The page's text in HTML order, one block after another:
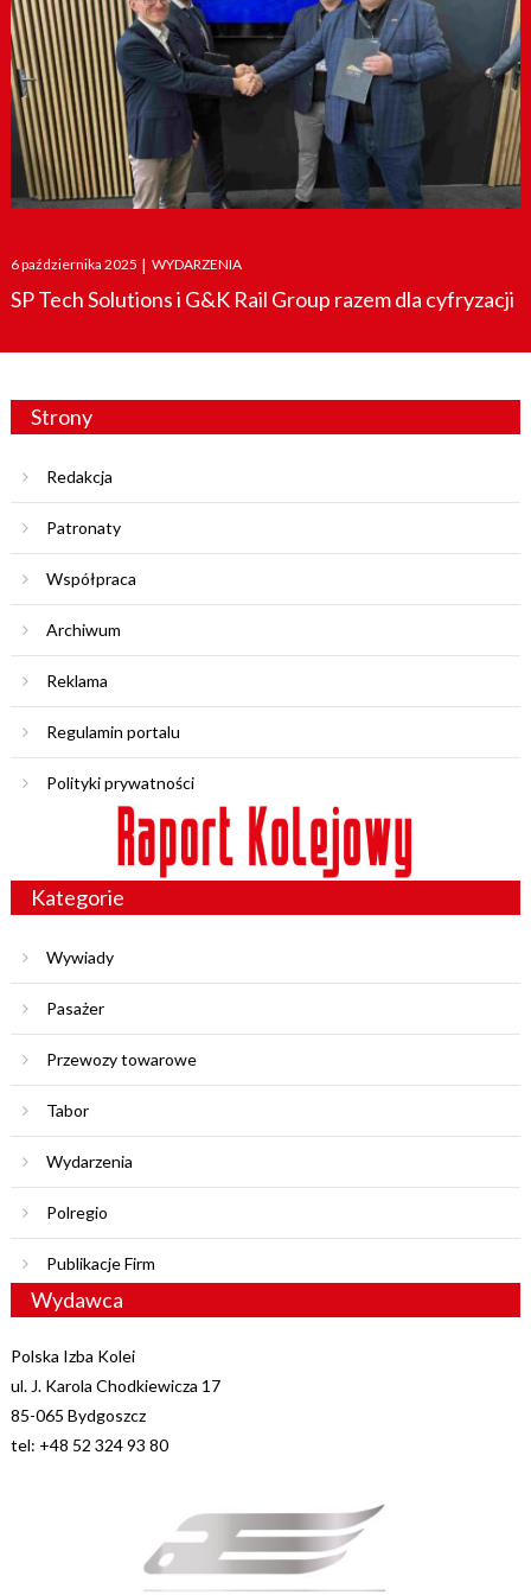
Posted
on
6 października 2025 | WYDARZENIA
SP Tech Solutions i G&K Rail Group razem dla cyfryzacji
Strony
Redakcja
Patronaty
Współpraca
Archiwum
Reklama
Regulamin portalu
Polityki prywatności
Kategorie
Wywiady
Pasażer
Przewozy towarowe
Tabor
Wydarzenia
Polregio
Publikacje Firm
Wydawca
Polska Izba Kolei
ul. J. Karola Chodkiewicza 17
85-065 Bydgoszcz
tel: +48 52 324 93 80